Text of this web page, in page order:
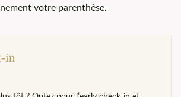
votre parenthèse.
in